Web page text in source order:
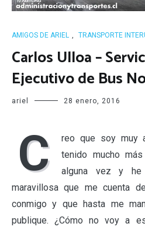
AMIGOS DE ARIEL TRANSPORTE
Carlos Ulloa –
Ejecutivo de Bus
ariel 28 enero, 2016
C
reo que soy muy
tenido mucho
alguna vez y he
maravillosa que me cuenta
conmigo y que hasta me
publique. ¿Cómo no voy a